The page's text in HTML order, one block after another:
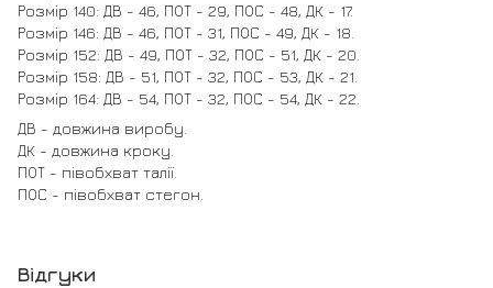
Розмір 140: ДВ - 46, ПОТ - 29, ПОС - 48, ДК - 17.
Розмір 146: ДВ - 46, ПОТ - 31, ПОС - 49, ДК - 18.
Розмір 152: ДВ - 49, ПОТ - 32, ПОС - 51, ДК - 20.
Розмір 158: ДВ - 51, ПОТ - 32, ПОС - 53, ДК - 21.
Розмір 164: ДВ - 54, ПОТ - 32, ПОС - 54, ДК - 22.
ДВ - довжина виробу.
ДК - довжина кроку.
ПОТ - півобхват талії.
ПОС - півобхват стегон.
Відгуки